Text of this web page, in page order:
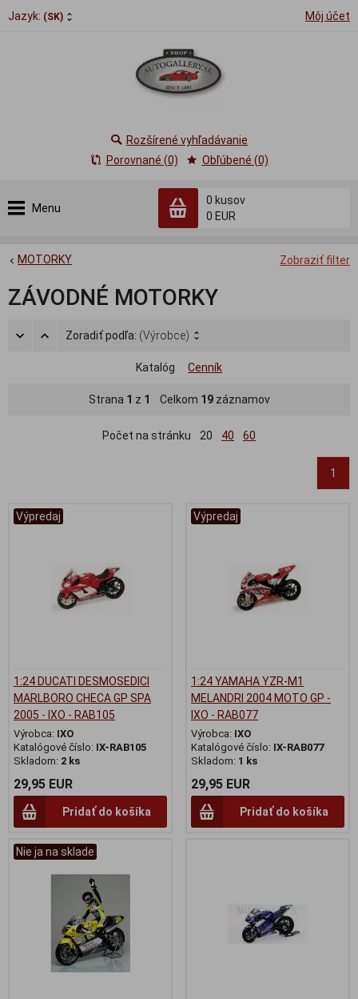
Jazyk: (SK) Môj účet
Menu
0 kusov
0 EUR
Rozšírené vyhľadávanie
Porovnané (0)
Obľúbené (0)
Zobraziť filter
MOTORKY
ZÁVODNÉ MOTORKY
Zoradiť podľa: (Výrobce)
Katalóg Cenník
Strana 1 z 1 Celkom 19záznamov
Počet na stránku 20 40 60
1
Výpredaj
1:24 DUCATI DESMOSEDICI
MARLBORO CHECA GP SPA
2005 - IXO - RAB105
Výrobca: IXO
Katalógové číslo: IX-RAB105
Skladom: 2 ks
29,95 EUR
Pridať do košíka
Výpredaj
1:24 YAMAHA YZR-M1
MELANDRI 2004 MOTO GP -
IXO - RAB077
Výrobca: IXO
Katalógové číslo: IX-RAB077
Skladom: 1 ks
29,95 EUR
Pridať do košíka
Nie ja na sklade